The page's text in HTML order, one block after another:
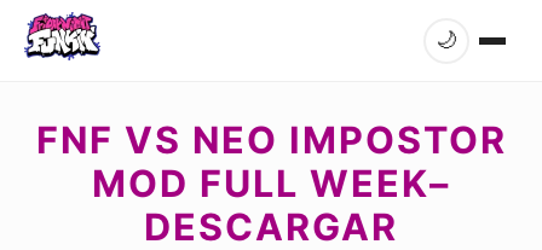
🌙
FNF VS NEO IMPOSTOR
MOD FULL WEEK–
DESCARGAR